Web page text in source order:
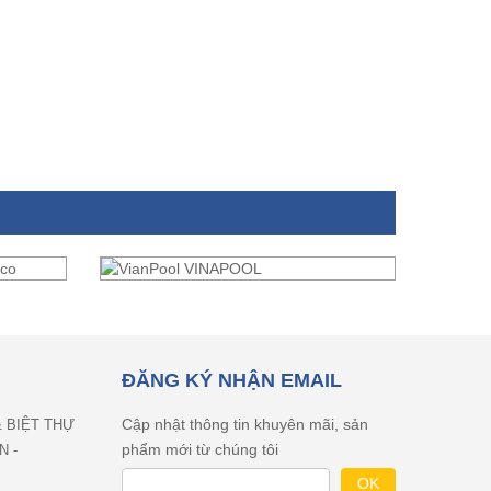
BIỆT THỰ
-
ĐĂNG KÝ NHẬN EMAIL
Cập nhật thông tin khuyên mãi, sản
phẩm mới từ chúng tôi